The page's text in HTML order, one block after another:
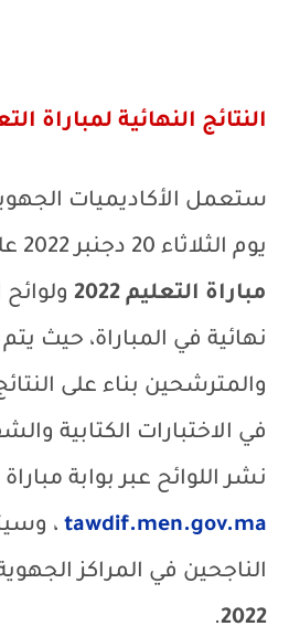
النتائج النهائية لمباراة التعليم
ستعمل الأكاديميات
يوم الثلاثاء 20 دجنبر 2022 على نشر
مباراة التعليم 2022
نهائية في المباراة، حيث
والمترشحين بناء على
في الاختبارات الكتابية
نشر اللوائح عبر بوابة
tawdif.men.gov.ma ،
الناجحين في المراكز
2022
.